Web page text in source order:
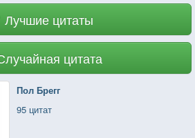
Лучшие цитаты
цитата
Пол Брегг
95 цитат